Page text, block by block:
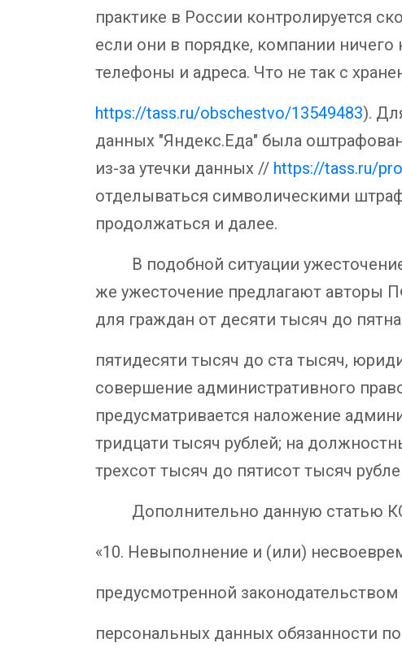
практике в России контролируется
если они в порядке, компании ничего
телефоны и адреса. Что не так с
https://tass.ru/obschestvo/13549483).
данных "Яндекс.Еда" была
из-за утечки данных // https://tass.ru/
отделываться символическими
продолжаться и далее.
В подобной ситуации ужесточение
же ужесточение предлагают авторы
для граждан от десяти тысяч до
пятидесяти тысяч до ста тысяч,
совершение административного
предусматривается наложение
тридцати тысяч рублей; на
трехсот тысяч до пятисот тысяч
Дополнительно данную статью
«10. Невыполнение и (или)
предусмотренной
персональных данных обязанности